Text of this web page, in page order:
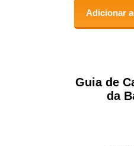
Adicionar
Guia de
da